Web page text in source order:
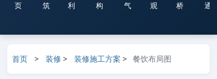
页
筑
利
构
气
观
桥
通
首页 > 装修 > 装修施工方案 > 餐饮布局图